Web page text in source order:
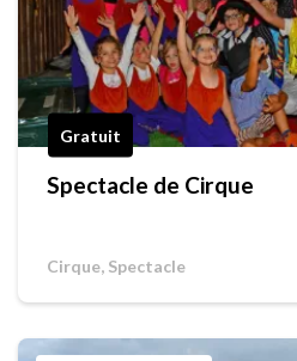
Gratuit
Spectacle de Cirque
Cirque, Spectacle